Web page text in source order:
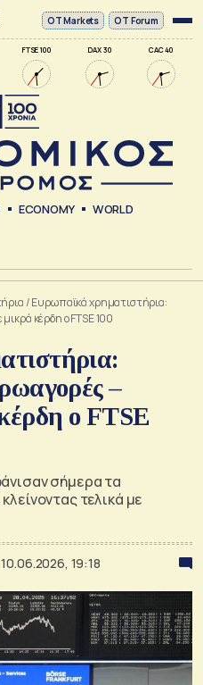
FTSE 100 DAX 30 CAC 40
ΟΤ Markets OT Forum
ECONOMY WORLD
/Ευρωπαϊκά χρηματιστήρια:
κέρδη ο FTSE 100
–
ο FTSE
σήμερα τα
τελικά με
10.06.2026, 19:18